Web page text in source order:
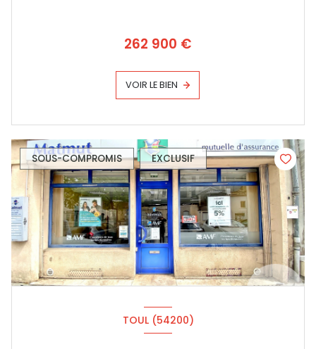
262 900 €
VOIR LE BIEN
SOUS-COMPROMIS EXCLUSIF
TOUL (54200)